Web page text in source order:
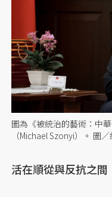
圖為《被統治的藝術：中
（Michael Szonyi）。 圖
活在順從與反抗之間